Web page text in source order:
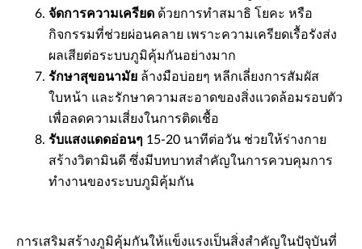
จัดการความเครียด ด้วยการทำสมาธิ โยคะ หรือ
กิจกรรมที่ช่วยผ่อนคลาย เพราะความเครียดเรื้อรังส่ง
ผลเสียต่อระบบภูมิคุ้มกันอย่างมาก
รักษาสุขอนามัย ล้างมือบ่อยๆ หลีกเลี่ยงการสัมผัส
ใบหน้า และรักษาความสะอาดของสิ่งแวดล้อมรอบตัว
เพื่อลดความเสี่ยงในการติดเชื้อ
รับแสงแดดอ่อนๆ 15-20 นาทีต่อวัน ช่วยให้ร่างกาย
สร้างวิตามินดี ซึ่งมีบทบาทสำคัญในการควบคุมการ
ทำงานของระบบภูมิคุ้มกัน
การเสริมสร้างภูมิคุ้มกันให้แข็งแรงเป็นสิ่งสำคัญในปัจุบันที่